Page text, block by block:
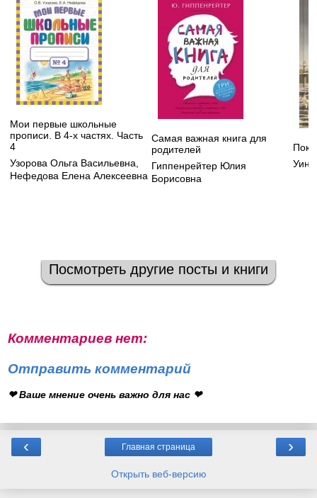
Мои первые школьные
прописи. В 4-х частях. Часть
4
Узорова Ольга Васильевна
Нефедова Елена Алексеевна
Самая важная книга для
родителей
Гиппенрейтер Юлия
Борисовна
Посмотреть другие посты и книги
Комментариев нет:
Отправить комментарий
❤ Ваше мнение очень важно для нас ❤
‹ ›
Главная страница
Открыть веб-версию